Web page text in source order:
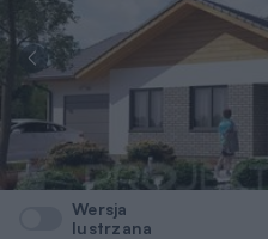
Wersja
lustrzana